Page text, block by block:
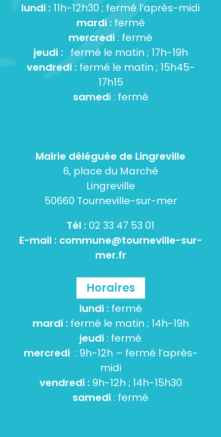
lundi : 11h-12h30 ; fermé l’après-midi
mardi : fermé
mercredi : fermé
jeudi : fermé le matin ; 17h-19h
vendredi : fermé le matin ; 15h45-
17h15
samedi : fermé
Mairie déléguée de Lingreville
6, place du Marché
Lingreville
50660 Tourneville-sur-mer
Tél : 02 33 47 53 01
E-mail : commune@tourneville-sur-
mer.fr
Horaires
lundi : fermé
mardi : fermé le matin ; 14h-19h
jeudi : fermé
mercredi : 9h-12h – fermé l’après-
midi
vendredi : 9h-12h ; 14h-15h30
samedi : fermé